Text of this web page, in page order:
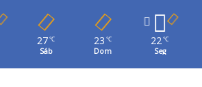
27℃
Sáb
23 ℃
Dom
22℃
Seg